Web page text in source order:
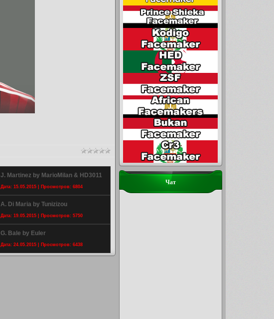
J. Martinez by MarioMilan & HD3011
Дата: 15.05.2015 | Просмотров: 6804
A. Di Maria by Tunizizou
Дата: 19.05.2015 | Просмотров: 5750
G. Bale by Euler
Дата: 24.05.2015 | Просмотров: 6438
Чат